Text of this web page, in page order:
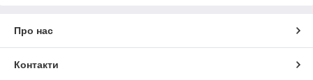
Про нас
Контакти